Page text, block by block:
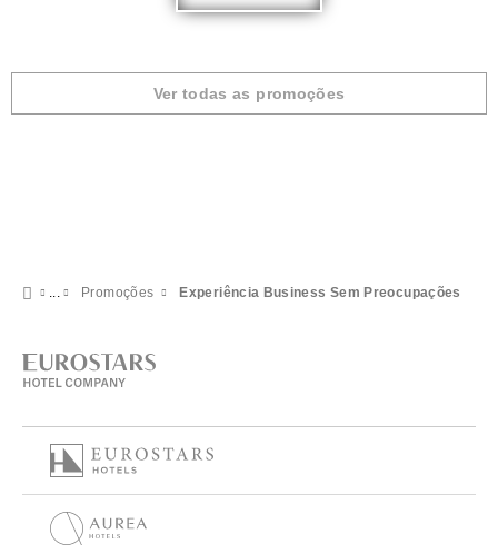
Ver todas as promoções
Promoções Experiência Business Sem Preocupações